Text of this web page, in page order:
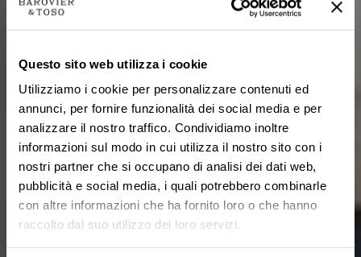
Questo sito web utilizza i cookie
Utilizziamo i cookie per personalizzare contenuti ed
annunci, per fornire funzionalità dei social media e per
analizzare il nostro traffico. Condividiamo inoltre
informazioni sul modo in cui utilizza il nostro sito con i
nostri partner che si occupano di analisi dei dati web,
pubblicità e social media, i quali potrebbero combinarle
con altre informazioni che ha fornito loro o che hanno
raccolto dal suo utilizzo dei loro servizi.